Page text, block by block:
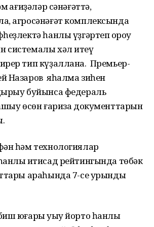
ҡағиҙәләр сәнәғәттә,
агросәнәғәт комплексында
һанлы үҙгәртеп ҡороу
системалы хәл итеү
тип күҙаллана. Премьер-
Назаров яһалма зиһен
буйынса федераль
өсөн ғариза документтарын
һәм технологиялар
иҡтисад рейтингында төбәк
араһында 7-се урынды
юғары уҡыу йорто һанлы